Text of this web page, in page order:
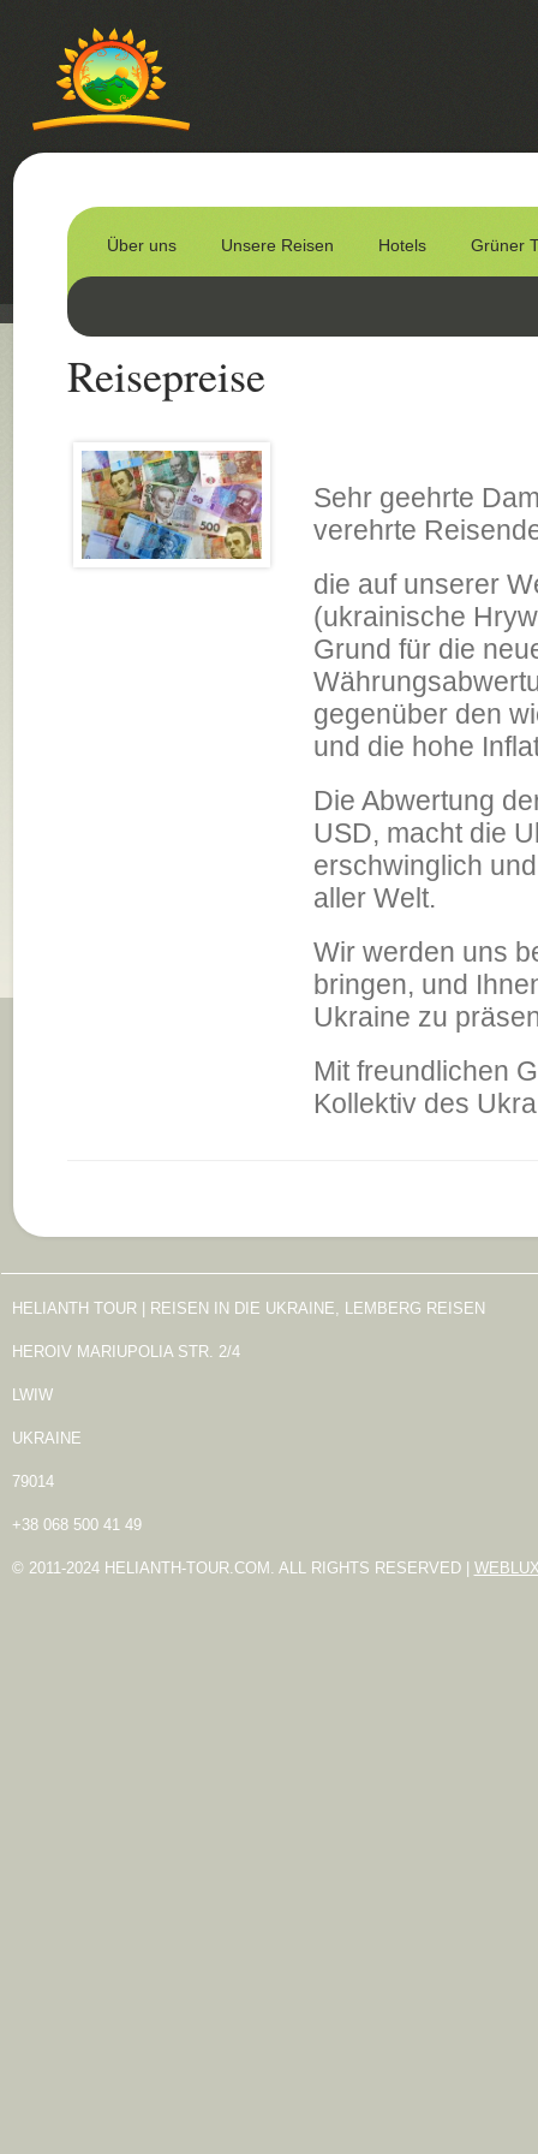
Über uns Unsere Reisen Hotels Grüner
Reisepreise
Sehr geehrte
verehrte
die auf unserer
(ukrainische
Grund für die
gegenüber den
und die hohe
Die Abwertung
USD, macht die
erschwinglich
aller Welt.
Wir werden uns
bringen, und
Ukraine zu
Mit freundlichen
Kollektiv des
HELIANTH TOUR | REISEN IN DIE UKRAINE, LEMBERG REISEN
HEROIV MARIUPOLIA STR. 2/4
LWIW
UKRAINE
79014
+38 068 500 41 49
© 2011-2024 HELIANTH-TOUR.COM. ALL RIGHTS RESERVED |